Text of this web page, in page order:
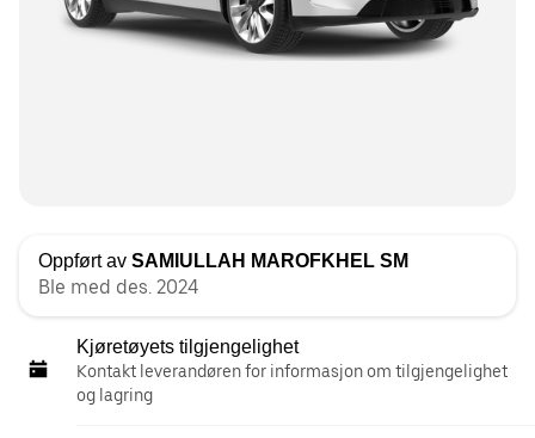
Oppført av SAMIULLAH MAROFKHEL SM
Ble med des. 2024
Kjøretøyets tilgjengelighet
Kontakt leverandøren for informasjon om tilgjengelighet
og lagring